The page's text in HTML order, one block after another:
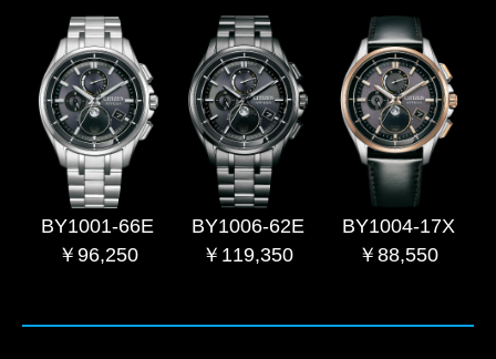
BY1001-66E
￥96,250
BY1006-62E
￥119,350
BY1004-17X
￥88,550